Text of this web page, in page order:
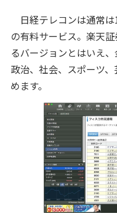
日経テレコンは通常
の有料サービス。楽天
るバージョンとはいえ
政治、社会、スポーツ
めます。